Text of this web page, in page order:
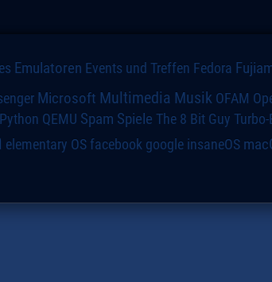
Emulatoren Events und Treffen Fedora
Microsoft Multimedia Musik OFAM
Python QEMU Spam Spiele The 8 Bit Guy Turbo-
elementary OS facebook google insaneOS